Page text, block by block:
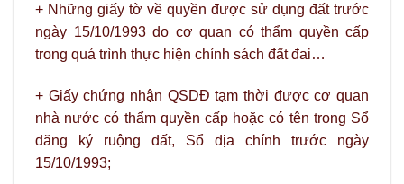
+ Những giấy tờ về quyền được sử dụng đất trước
ngày 15/10/1993 do cơ quan có thẩm quyền cấp
trong quá trình thực hiện chính sách đất đai…
+ Giấy chứng nhận QSDĐ tạm thời được cơ quan
nhà nước có thẩm quyền cấp hoặc có tên trong Sổ
đăng ký ruộng đất, Sổ địa chính trước ngày
15/10/1993;